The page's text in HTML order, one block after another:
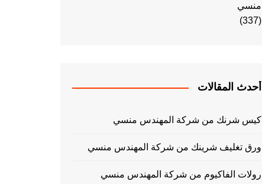
منسي
(337)
أحدث المقالات
كيس شرنك من شركة المهندس منسي
ورق تغليف شرينك من شركة المهندس منسي
رولات الفاكيوم من شركة المهندس منسي